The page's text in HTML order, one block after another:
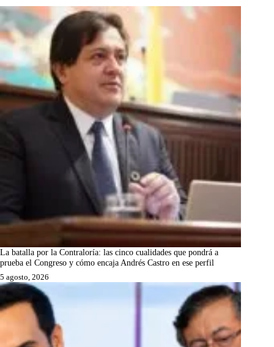
La batalla por la Contraloría: las cinco cualidades que pondrá a
prueba el Congreso y cómo encaja Andrés Castro en ese perfil
5 agosto, 2026